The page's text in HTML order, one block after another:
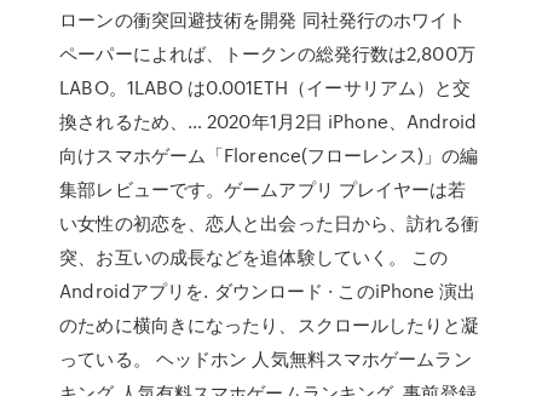
ローンの衝突回避技術を開発 同社発行のホワイト
ペーパーによれば、トークンの総発行数は2,800万
LABO。1LABO は0.001ETH（イーサリアム）と交
換されるため、… 2020年1月2日 iPhone、Android
向けスマホゲーム「Florence(フローレンス)」の編
集部レビューです。ゲームアプリ プレイヤーは若
い女性の初恋を、恋人と出会った日から、訪れる衝
突、お互いの成長などを追体験していく。 この
Androidアプリを. ダウンロード · このiPhone 演出
のために横向きになったり、スクロールしたりと凝
っている。 ヘッドホン 人気無料スマホゲームラン